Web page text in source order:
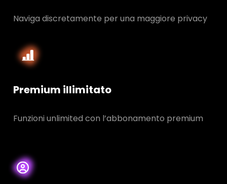
Naviga discretamente per una maggiore privacy
Premium illimitato
Funzioni unlimited con l’abbonamento premium